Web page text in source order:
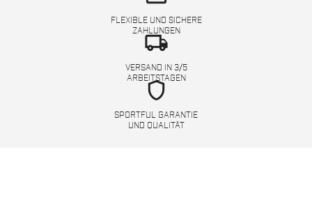
FLEXIBLE UND SICHERE
ZAHLUNGEN
local_shipping
VERSAND IN 3/5
ARBEITSTAGEN
shield
SPORTFUL GARANTIE
UND QUALITÄT